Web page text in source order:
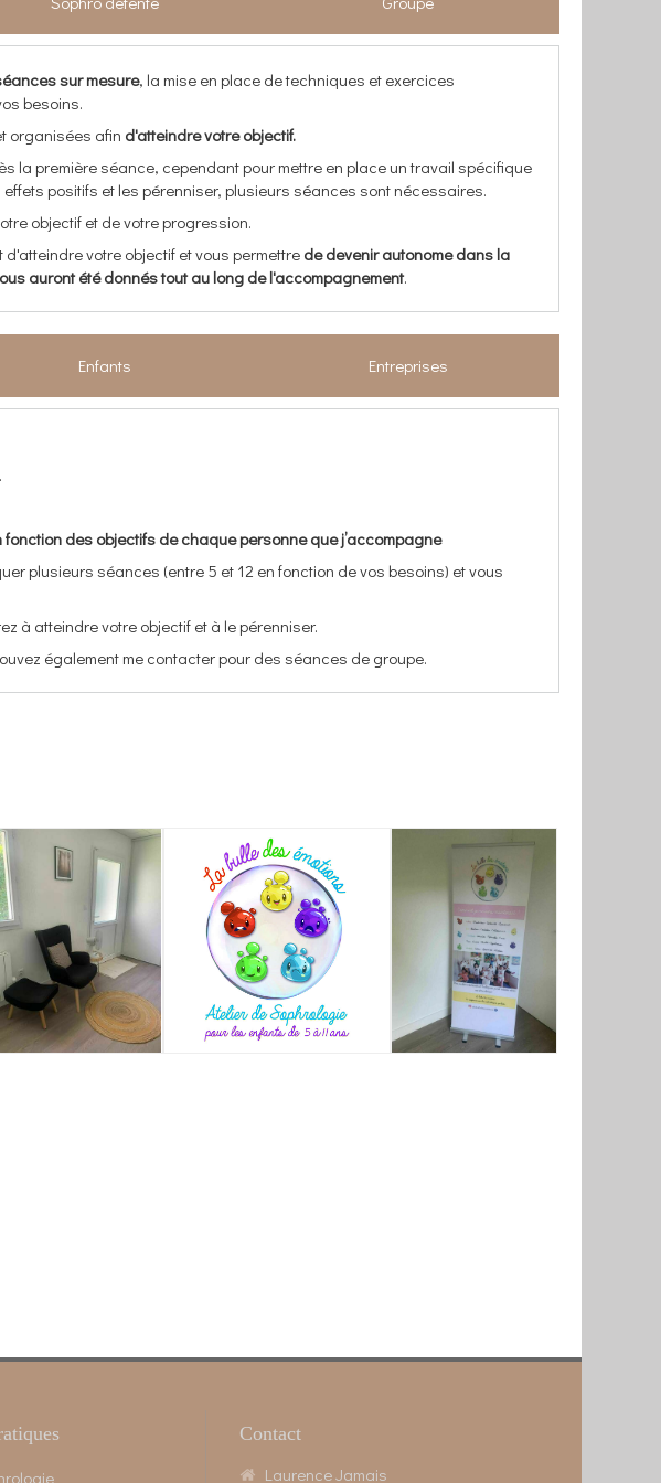
sur mesure, la mise en place de techniques et exercices
besoins.
organisées afin d'atteindre votre objectif.
la première séance, cependant pour mettre en place un travail spécifique
positifs et les pérenniser, plusieurs séances sont nécessaires.
objectif et de votre progression.
votre objectif et vous permettre de devenir autonome dans la
auront été donnés tout au long de l'accompagnement.
Enfants Entreprises
des objectifs de chaque personne que j’accompagne
plusieurs séances (entre 5 et 12 en fonction de vos besoins) et vous
à atteindre votre objectif et à le pérenniser.
également me contacter pour des séances de groupe.
Contact
Laurence Jamais